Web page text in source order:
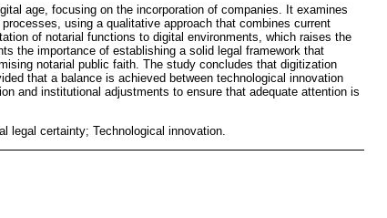
age, focusing on the incorporation of companies. It examines
using a qualitative approach that combines current
of notarial functions to digital environments, which raises the
the importance of establishing a solid legal framework that
notarial public faith. The study concludes that digitization
that a balance is achieved between technological innovation
and institutional adjustments to ensure that adequate attention is
legal certainty; Technological innovation.